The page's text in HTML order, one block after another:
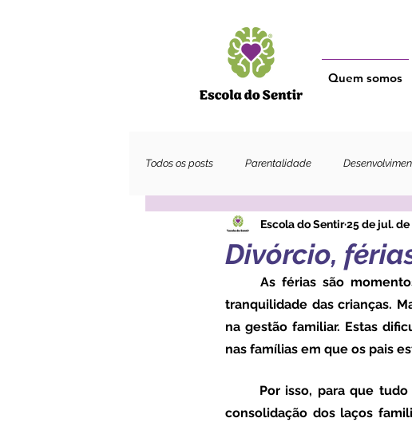
Quem somos
Todos os posts Parentalidade
Divórcio,
Escola do Sentir25 de jul. de
tranquilidade das crianças.
na gestão familiar. Estas
nas famílias em que os pais
consolidação dos laços